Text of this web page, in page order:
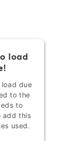
load
due
to the
to
add this
used.